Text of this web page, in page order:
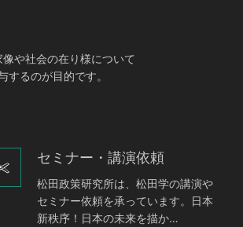
や社会の在り様について
るのが目的です。
セミナー・講演依頼
松田政策研究所は、松田学の講演や
セミナー依頼を承っています。日本
新秩序！日本の未来を描か…